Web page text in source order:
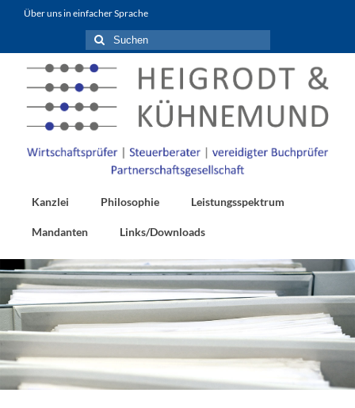
springenÜber uns in einfacher Sprache
Suchen
nach:
Kanzlei Philosophie Leistungsspektrum
Mandanten Links/Downloads